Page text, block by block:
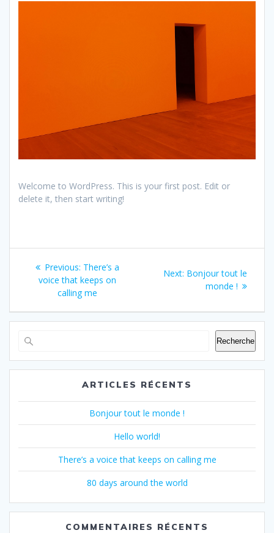
Welcome to WordPress. This is your first post. Edit or
delete it, then start writing!
Navigation
l’article
Previous: Previous
post:
There’s a
voice that keeps on
calling me
Next: Next
Bonjour tout le
monde !
Recherche
ARTICLES RÉCENTS
Bonjour tout le monde !
Hello world!
There’s a voice that keeps on calling me
80 days around the world
COMMENTAIRES RÉCENTS